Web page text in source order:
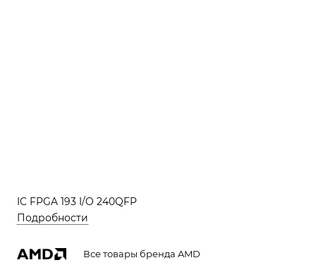
IC FPGA 193 I/O 240QFP
Подробности
Все товары бренда AMD